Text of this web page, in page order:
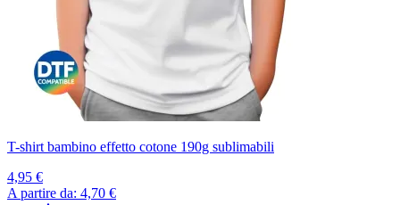
T-shirt bambino effetto cotone 190g sublimabili
4,95 €
A partire da: 4,70 €